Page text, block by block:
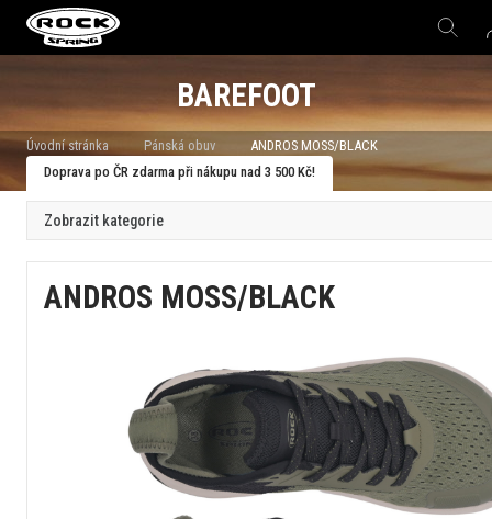
BAREFOOT
Úvodní stránka Pánská obuv
ANDROS MOSS/BLACK
Doprava po ČR zdarma při nákupu nad 3 500 Kč!
ANDROS MOSS/BLACK
Zobrazit kategorie